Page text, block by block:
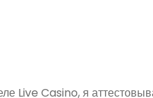
Live Casino, я